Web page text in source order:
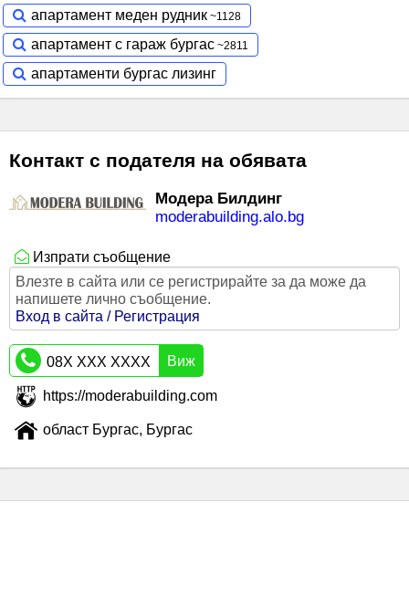
апартамент меден рудник
апартамент с гараж бургас
апартаменти бургас лизинг
Контакт с подателя на обявата
Модера Билдинг
moderabuilding.alo.bg
Изпрати съобщение
Влезте в сайта или се регистрирайте за да може да
напишете лично съобщение.
Вход в сайта / Регистрация
08X XXX XXXX Виж
https://moderabuilding.com
област Бургас, Бургас